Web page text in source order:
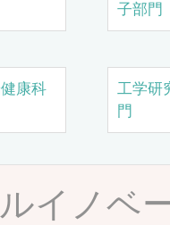
子部門
康科
工学研
門
イノベ